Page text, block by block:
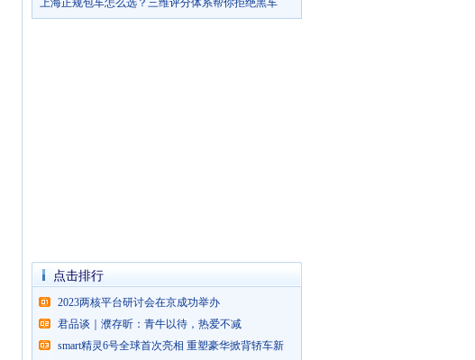
上海正规包车怎么选？三维评分体系帮你拒绝黑车
点击排行
2023两核平台研讨会在京成功举办
君品谈｜濮存昕：青牛以待，热爱不减
smart精灵6号全球首次亮相 重塑豪华掀背轿车新